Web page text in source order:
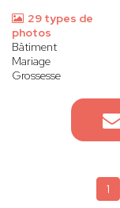
29 types de
photos
Bâtiment
Mariage
Grossesse
1